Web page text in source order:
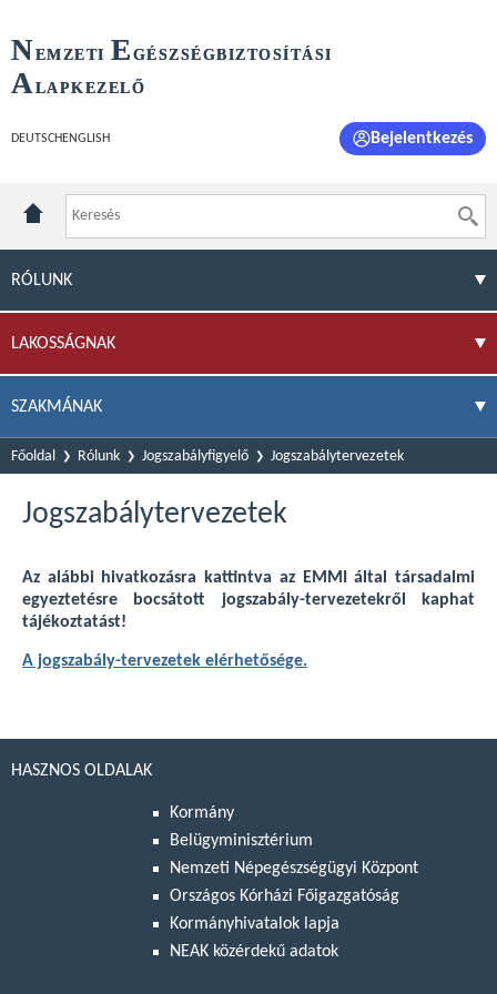
NEMZETI E GÉSZSÉGBIZTOSÍTÁSI
ALAPKEZELŐ
DEUTSCH ENGLISH Bejelentkezés
RÓLUNK
LAKOSSÁGNAK
SZAKMÁNAK
Főoldal Rólunk Jogszabályfigyelő Jogszabálytervezetek
Jogszabálytervezetek
Az alábbi hivatkozásra kattintva az EMMI által társadalmi
egyeztetésre bocsátott jogszabály-tervezetekről kaphat
tájékoztatást!
A jogszabály-tervezetek elérhetősége.
HASZNOS OLDALAK
Kormány
Belügyminisztérium
Nemzeti Népegészségügyi Központ
Országos Kórházi Főigazgatóság
Kormányhivatalok lapja
NEAK közérdekű adatok